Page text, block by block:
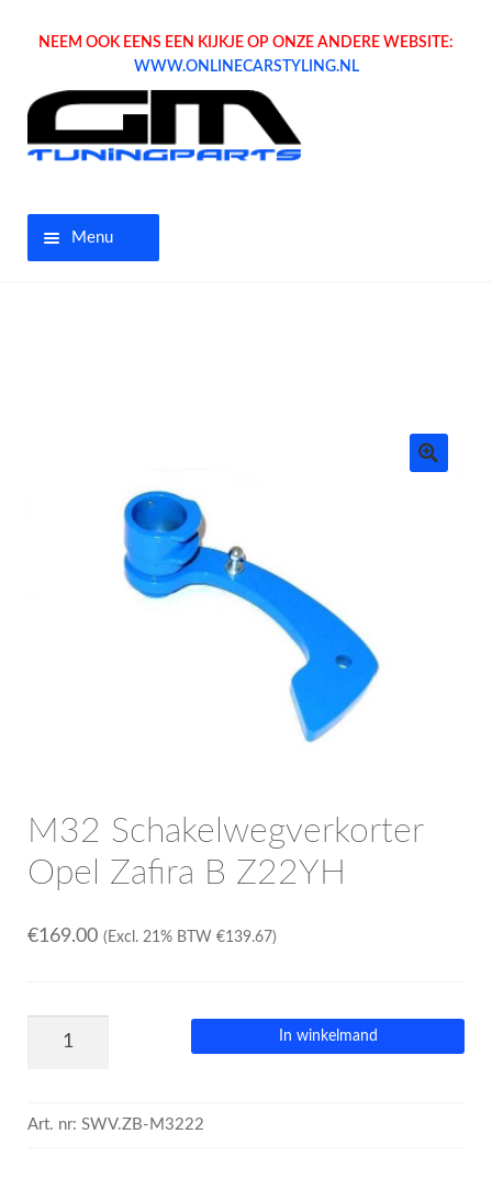
NEEM OOK EENS EEN KIJKJE OP ONZE ANDERE WEBSITE:
WWW.ONLINECARSTYLING.NL
Menu
Tuning parts
M32 Schakelwegverkorter
Opel Zafira B Z22YH
€169.00 (Excl. 21% BTW €139.67)
In winkelmand
Art. nr: SWV.ZB-M3222